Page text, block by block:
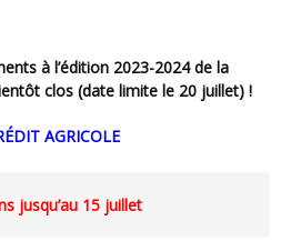
clos (date limite le 20 juillet) !
AGRICOLE
jusqu’au 15 juillet